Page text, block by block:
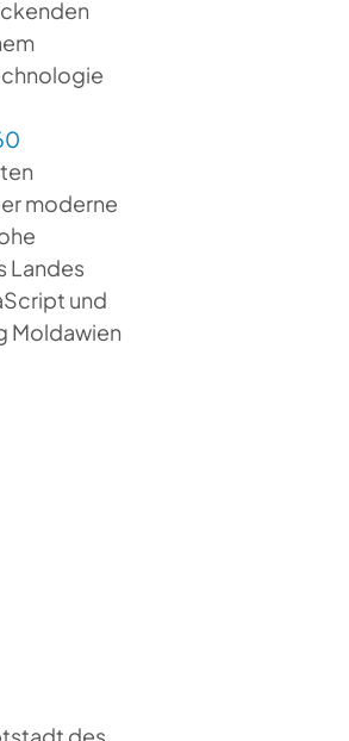
moderne
Landes
und
Moldawien